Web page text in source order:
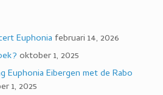
Euphonia februari 14, 2026
oktober 1, 2025
Euphonia Eibergen met de Rabo
1, 2025